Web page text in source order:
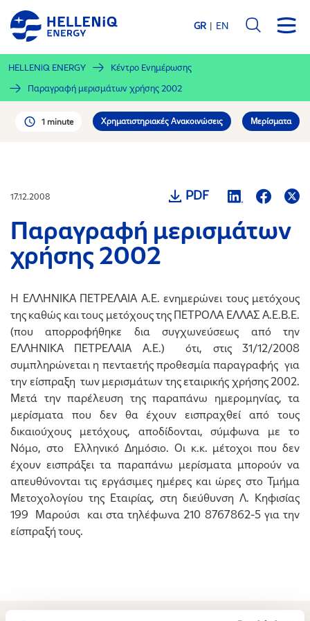
Παράκαμψη
προς
κυρίως
περιεχόμενο
GR EN
HELLENiQ ENERGY
Κέντρο Ενημέρωσης
Παραγραφή μερισμάτων χρήσης 2002
1 minute Χρηματιστηριακές Ανακοινώσεις Μερίσματα
17.12.2008 PDF
Παραγραφή μερισμάτων
χρήσης 2002
Η ΕΛΛΗΝΙΚΑ ΠΕΤΡΕΛΑΙΑ Α.Ε. ενημερώνει τους μετόχους
της καθώς και τους μετόχους της ΠΕΤΡΟΛΑ ΕΛΛΑΣ Α.Ε.Β.Ε.
(που απορροφήθηκε δια συγχωνεύσεως από την
ΕΛΛΗΝΙΚΑ ΠΕΤΡΕΛΑΙΑ Α.Ε.) ότι, στις 31/12/2008
συμπληρώνεται η πενταετής προθεσμία παραγραφής για
την είσπραξη των μερισμάτων της εταιρικής χρήσης 2002.
Μετά την παρέλευση της παραπάνω ημερομηνίας, τα
μερίσματα που δεν θα έχουν εισπραχθεί από τους
δικαιούχους μετόχους, αποδίδονται, σύμφωνα με το
Νόμο, στο Ελληνικό Δημόσιο. Οι κ.κ. μέτοχοι που δεν
έχουν εισπράξει τα παραπάνω μερίσματα μπορούν να
απευθύνονται τις εργάσιμες ημέρες και ώρες στο Τμήμα
Μετοχολογίου της Εταιρίας, στη διεύθυνση Λ. Κηφισίας
199 Μαρούσι και στα τηλέφωνα 210 8767862-5 για την
είσπραξή τους.